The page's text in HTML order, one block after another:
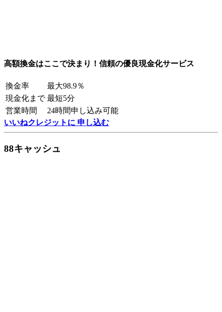
高額換金はここで決まり！信頼の優良現金化サービス
換金率
最大98.9％
現金化まで 最短5分
営業時間
24時間申し込み可能
いいねクレジットに 申し込む
88キャッシュ